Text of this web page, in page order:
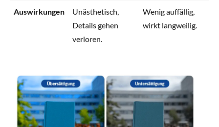
Auswirkungen
Unästhetisch,
Details gehen
verloren.
Wenig auffällig,
wirkt langweilig.